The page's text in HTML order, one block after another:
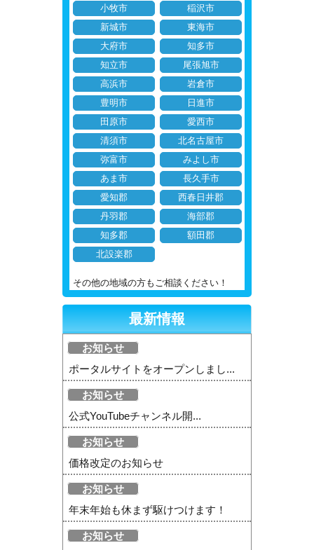
小牧市
稲沢市
新城市
東海市
大府市
知多市
知立市
尾張旭市
高浜市
岩倉市
豊明市
日進市
田原市
愛西市
清須市
北名古屋市
弥富市
みよし市
あま市
長久手市
愛知郡
西春日井郡
丹羽郡
海部郡
知多郡
額田郡
北設楽郡
その他の地域の方もご相談ください！
最新情報
お知らせ
ポータルサイトをオープンしまし...
お知らせ
公式YouTubeチャンネル開...
お知らせ
価格改定のお知らせ
お知らせ
年末年始も休まず駆けつけます！
お知らせ